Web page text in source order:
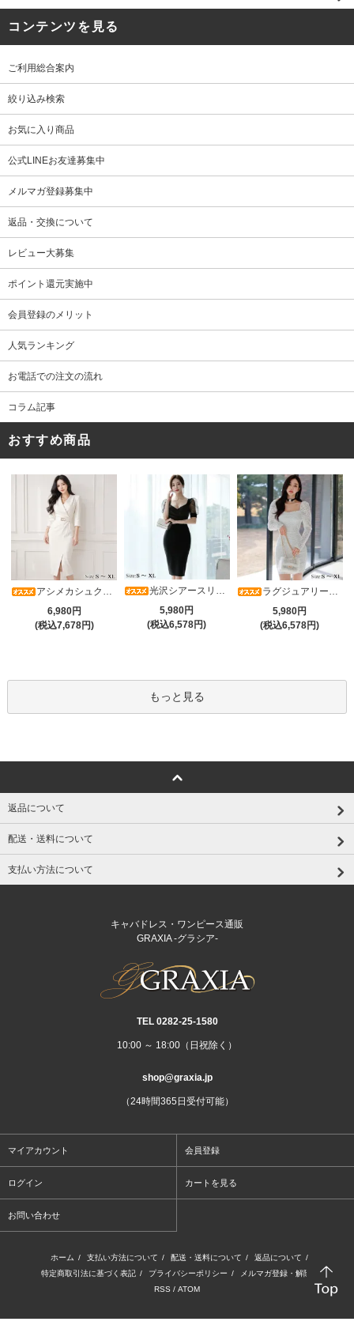
コンテンツを見る
ご利用総合案内
絞り込み検索
お気に入り商品
公式LINEお友達募集中
メルマガ登録募集中
返品・交換について
レビュー大募集
ポイント還元実施中
会員登録のメリット
人気ランキング
お電話での注文の流れ
コラム記事
おすすめ商品
アシメカシュクール7分袖ワンピース(キャバドレス・CABARETDRESS)
6,980円
(税込7,678円)
光沢シアースリーブが軽やかなカシュクールVネックドレープミディドレス(キャバドレス・CABARETDRESS)
5,980円
(税込6,578円)
ラグジュアリーオーナメントレースパフスリーブワンピース(キャバドレス・CABARETDRESS)
5,980円
(税込6,578円)
もっと見る
返品について
配送・送料について
支払い方法について
キャバドレス・ワンピース通販
GRAXIA -グラシア-
TEL 0282‐25‐1580
10:00 ～ 18:00（日祝除く）
shop@graxia.jp
（24時間365日受付可能）
マイアカウント 会員登録
ログイン カートを見る
お問い合わせ
ホーム / 支払い方法について / 配送・送料について / 返品について /
特定商取引法に基づく表記 / プライバシーポリシー / メルマガ登録・解除
RSS / ATOM